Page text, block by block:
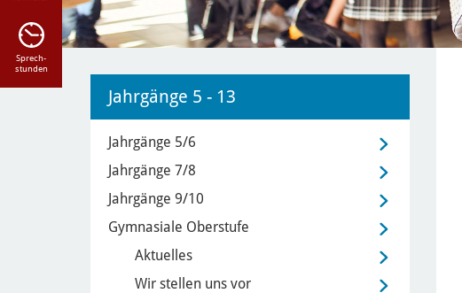
Jahrgänge 5 - 13
Jahrgänge 5/6
Jahrgänge 7/8
Jahrgänge 9/10
Gymnasiale Oberstufe
Aktuelles
Wir stellen uns vor
Sprech-
stunden